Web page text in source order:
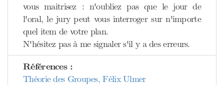
vous maitrisez : n'oubliez pas que le jour de
l'oral, le jury peut vous interroger sur n'importe
quel item de votre plan.
N'hésitez pas à me signaler s'il y a des erreurs.
Références :
Théorie des Groupes, Félix Ulmer